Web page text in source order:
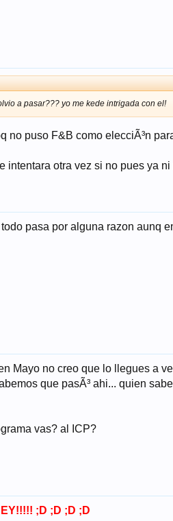
a pasar??? yo me kede intrigada con el!
no puso F&B como elecciÃ³n
intentara otra vez si no pues ya
pasa por alguna razon aunq
Mayo no creo que lo llegues a
que pasÃ³ ahi... quien
vas? al ICP?
;D ;D ;D ;D